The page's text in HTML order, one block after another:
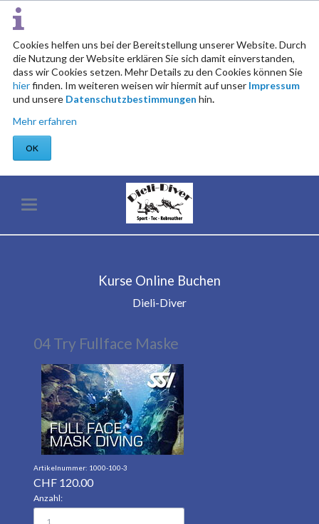
Cookies helfen uns bei der Bereitstellung unserer Website. Durch
die Nutzung der Website erklären Sie sich damit einverstanden,
dass wir Cookies setzen. Mehr Details zu den Cookies können Sie
hierfinden. Im weiteren weisen wir hiermit auf unser Impressum
und unsere Datenschutzbestimmungen hin.
Mehr erfahren
OK
Kurse Online Buchen
Dieli-Diver
04 Try Fullface Maske
1000-100-3
CHF 120.00
Anzahl: